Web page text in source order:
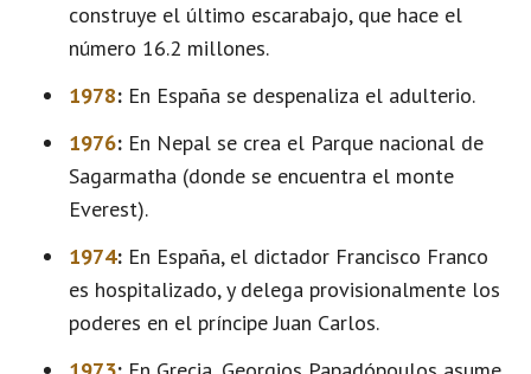
construye el último escarabajo, que hace el
número 16.2 millones.
1978: En España se despenaliza el adulterio.
1976: En Nepal se crea el Parque nacional de
Sagarmatha (donde se encuentra el monte
Everest).
1974: En España, el dictador Francisco Franco
es hospitalizado, y delega provisionalmente los
poderes en el príncipe Juan Carlos.